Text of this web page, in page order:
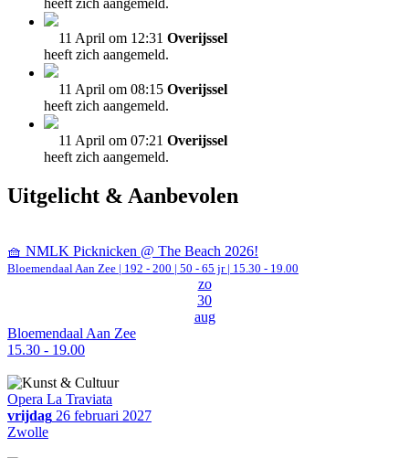
heeft zich aangemeld.
11 April om 12:31 Overijssel
heeft zich aangemeld.
11 April om 08:15 Overijssel
heeft zich aangemeld.
11 April om 07:21 Overijssel
heeft zich aangemeld.
Uitgelicht & Aanbevolen
🧺 NMLK Picknicken @ The Beach 2026!
Bloemendaal Aan Zee | 192 - 200 | 50 - 65 jr | 15.30 - 19.00
zo
30
aug
Bloemendaal Aan Zee
15.30 - 19.00
Opera La Traviata
vrijdag 26 februari 2027
Zwolle